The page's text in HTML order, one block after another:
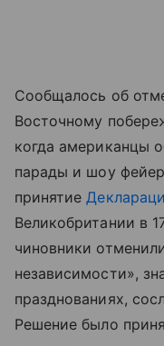
Сообщалось об
Восточному
когда американцы
парады и шоу
принятие
Великобритании в
чиновники
независимости»,
празднованиях,
Решение было